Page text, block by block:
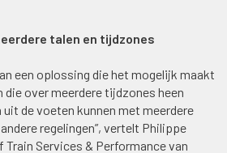
talen en tijdzones
een oplossing die het mogelijk maakt
die over meerdere tijdzones heen
uit de voeten kunnen met meerdere
regelingen”, vertelt Philippe
Services & Performance van